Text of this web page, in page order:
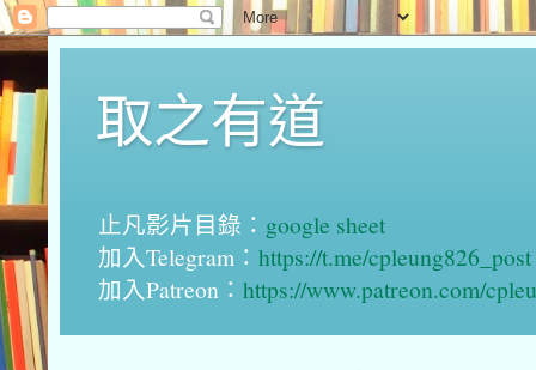
取之有道
止凡影片目錄： google sheet
加入Telegram： https://t.me/cpleung826_post
加入Patreon： https://www.patreon.com/